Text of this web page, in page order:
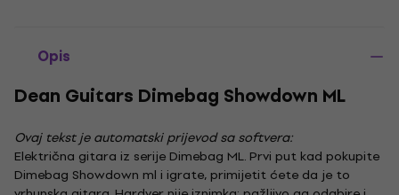
Opis
Dean Guitars Dimebag Showdown ML
Ovaj tekst je automatski prijevod sa softvera:
Električna gitara iz serije Dimebag ML. Prvi put kad pokupite
Dimebag Showdown ml i igrate, primijetit ćete da je to